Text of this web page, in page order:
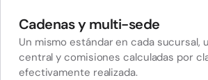
Cadenas y multi-sede
Un mismo estándar en cada sucursal,
central y comisiones calculadas por
efectivamente realizada.